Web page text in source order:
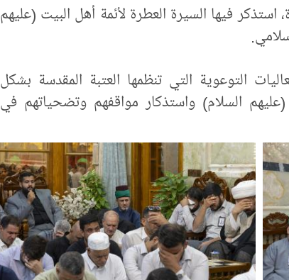
فيها السيرة العطرة لأئمة أهل البيت (عليهم
التوعوية التي تنظمها العتبة المقدسة بشكل
السلام) واستذكار مواقفهم وتضحياتهم في